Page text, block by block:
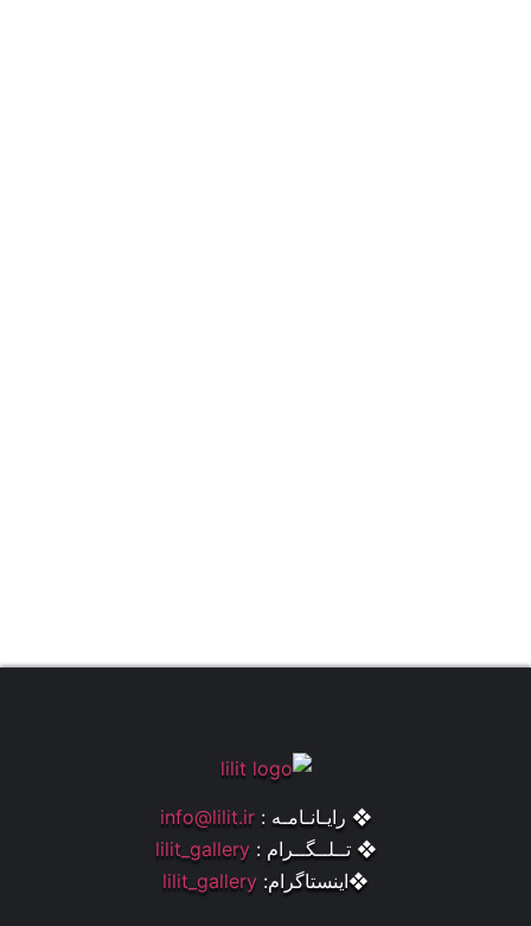
❖ رایـانـامـه : info@lilit.ir
❖ تــلــگــرام : lilit_gallery
❖اینستاگرام: lilit_gallery